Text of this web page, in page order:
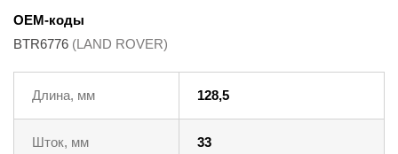
OEM-коды
BTR6776 (LAND ROVER)
Длина, мм 128,5
Шток, мм 33